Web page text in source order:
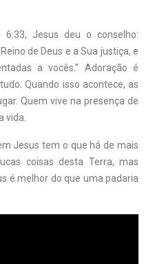
Jesus deu o conselho:
de Deus e a Sua justiça, e
a vocês.” Adoração é
Quando isso acontece, as
Quem vive na presença de
vida.
Jesus tem o que há de mais
coisas desta Terra, mas
é melhor do que uma padaria